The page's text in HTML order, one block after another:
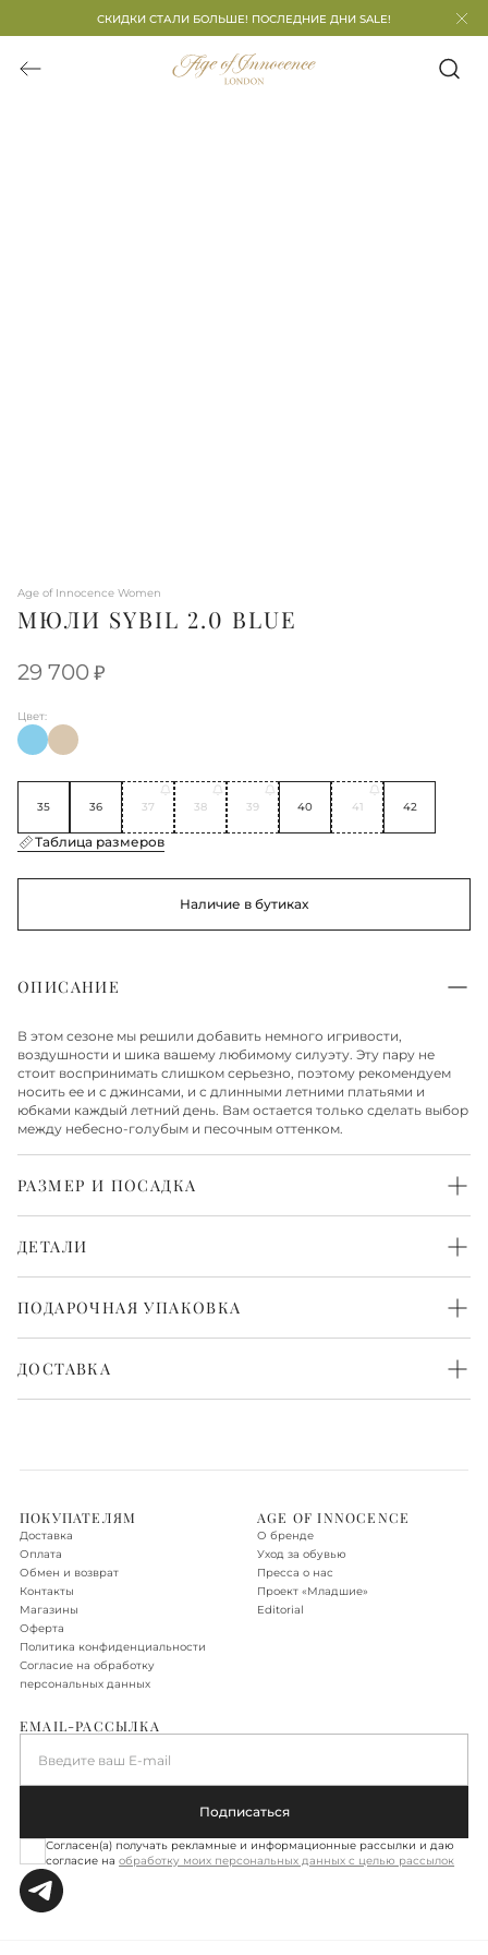
СКИДКИ СТАЛИ БОЛЬШЕ! ПОСЛЕДНИЕ ДНИ SALE!
Age of Innocence Women
МЮЛИ SYBIL 2.0 BLUE
29 700
Цвет:
35 36 37 38 39 40 41 42
Таблица размеров
Наличие в бутиках
ОПИСАНИЕ
В этом сезоне мы решили добавить немного игривости,
воздушности и шика вашему любимому силуэту. Эту пару не
стоит воспринимать слишком серьезно, поэтому рекомендуем
носить ее и с джинсами, и с длинными летними платьями и
юбками каждый летний день. Вам остается только сделать выбор
между небесно-голубым и песочным оттенком.
РАЗМЕР И ПОСАДКА
ДЕТАЛИ
Подошва из натуральной кожи
ПОДАРОЧНАЯ УПАКОВКА
упаковка выглядит красиво и нарядно. Всё готово, чтобы
ДОСТАВКА
Доставка по Новой Москве, Санкт-Петербургу, Московской
области, Ленинградской области
Доставка осуществляется в течение 2-3 рабочих дней. Стоимость
доставки – 590 руб.
Подробнее об условиях доставки
ПОКУПАТЕЛЯМ
Доставка
Оплата
Обмен и возврат
Контакты
Магазины
Оферта
Политика конфиденциальности
Согласие на обработку
персональных данных
AGE OF INNOCENCE
О бренде
Уход за обувью
Пресса о нас
Проект «‎Младшие»
Editorial
EMAIL-РАССЫЛКА
Введите ваш E-mail
Подписаться
Согласен(а) получать рекламные и информационные рассылки и даю
согласие на обработку моих персональных данных с целью рассылок